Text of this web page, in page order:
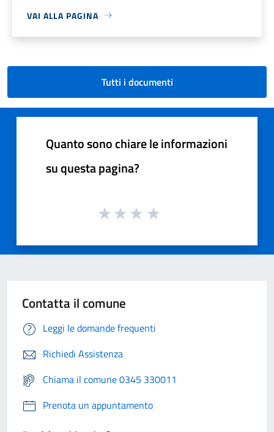
VAI ALLA PAGINA
Tutti i documenti
Quanto sono chiare le informazioni
su questa pagina?
Contatta il comune
Leggi le domande frequenti
Richiedi Assistenza
Chiama il comune 0345 330011
Prenota un appuntamento